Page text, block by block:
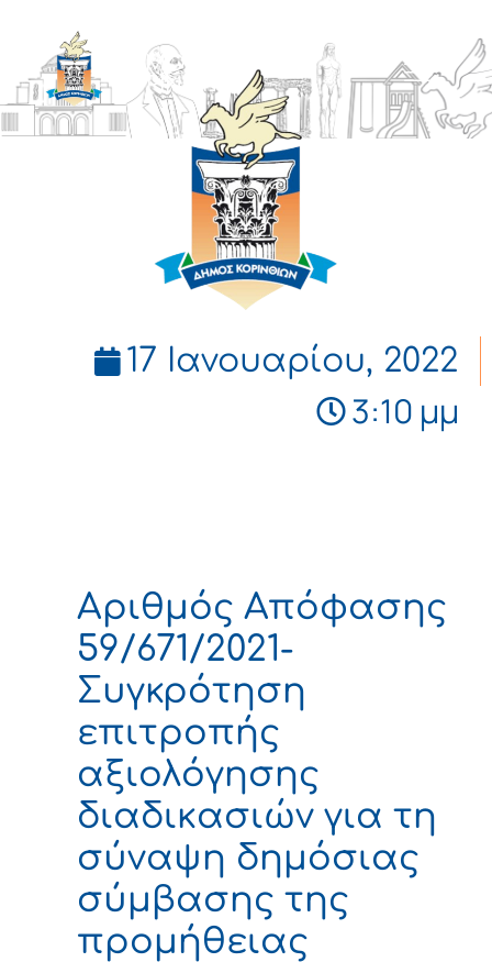
ΔΗΜΟΣ
ΚΟΡΙΝΘΙΩΝ
17 Ιανουαρίου, 2022
3:10 μμ
Αριθμός Απόφασης
59/671/2021-
Συγκρότηση
επιτροπής
αξιολόγησης
διαδικασιών για τη
σύναψη δημόσιας
σύμβασης της
προμήθειας